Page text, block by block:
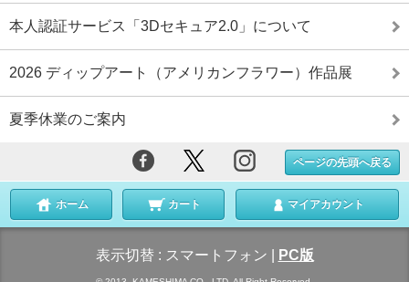
本人認証サービス「3Dセキュア2.0」について
2026 ディップアート（アメリカンフラワー）作品展
夏季休業のご案内
ページの先頭へ戻る
ホーム カート マイアカウント
表示切替 : スマートフォン PC版